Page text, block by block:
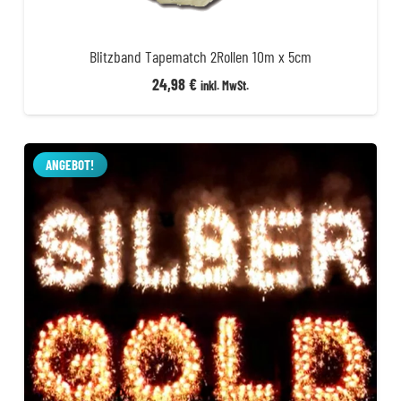
Blitzband Tapematch 2Rollen 10m x 5cm
24,98€ inkl. MwSt.
ANGEBOT!